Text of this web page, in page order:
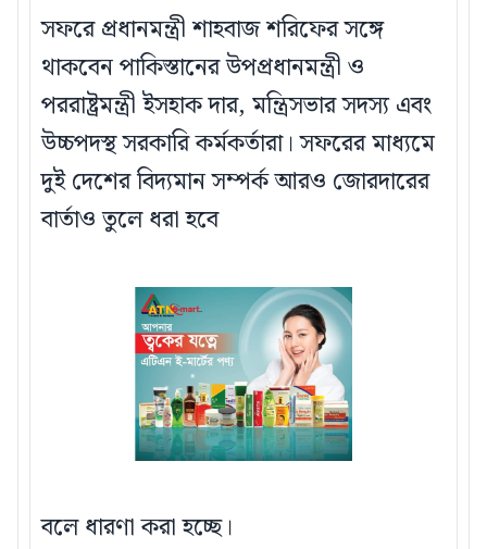
সফরে প্রধানমন্ত্রী শাহবাজ শরিফের সঙ্গে
থাকবেন পাকিস্তানের উপপ্রধানমন্ত্রী ও
পররাষ্ট্রমন্ত্রী ইসহাক দার, মন্ত্রিসভার সদস্য এবং
উচ্চপদস্থ সরকারি কর্মকর্তারা। সফরের মাধ্যমে
দুই দেশের বিদ্যমান সম্পর্ক আরও জোরদারের
বার্তাও তুলে ধরা হবে
বলে ধারণা করা হচ্ছে।